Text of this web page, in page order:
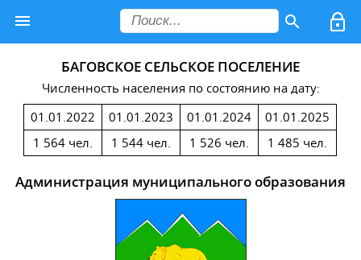
БАГОВСКОЕ СЕЛЬСКОЕ ПОСЕЛЕНИЕ
Численность населения по состоянию на дату:
01.01.2022
1 564 чел.
01.01.2023
1 544 чел.
01.01.2024
1 526 чел.
01.01.2025
1 485 чел.
Администрация муниципального образования